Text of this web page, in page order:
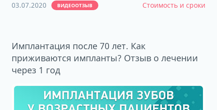
03.07.2020 ВИДЕООТЗЫВ Стоимость и сроки
Имплантация после 70 лет. Как
приживаются импланты? Отзыв о лечении
через 1 год